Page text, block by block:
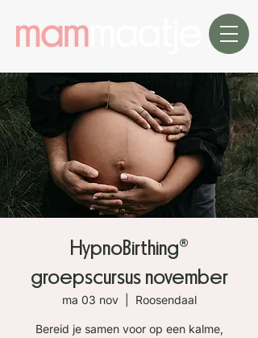
HypnoBirthing®
groepscursus november
ma 03 nov
  |
Roosendaal
Bereid je samen voor op een kalme,